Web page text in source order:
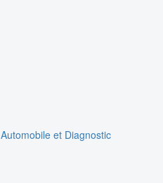
Automobile et Diagnostic